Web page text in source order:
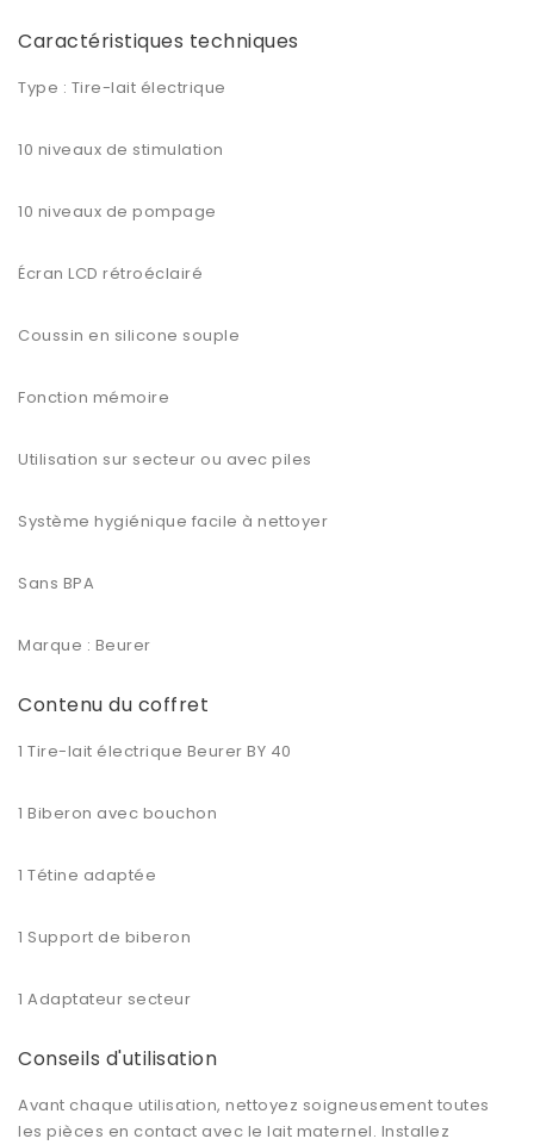
Caractéristiques techniques
Type : Tire-lait électrique
10 niveaux de stimulation
10 niveaux de pompage
Écran LCD rétroéclairé
Coussin en silicone souple
Fonction mémoire
Utilisation sur secteur ou avec piles
Système hygiénique facile à nettoyer
Sans BPA
Marque : Beurer
Contenu du coffret
1 Tire-lait électrique Beurer BY 40
1 Biberon avec bouchon
1 Tétine adaptée
1 Support de biberon
1 Adaptateur secteur
Conseils d'utilisation
Avant chaque utilisation, nettoyez soigneusement toutes
les pièces en contact avec le lait maternel. Installez